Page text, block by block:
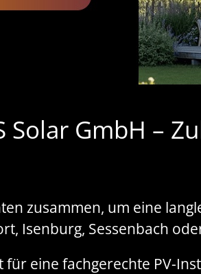
Solar GmbH –
zusammen, um eine
Isenburg, Sessenbach
eine fachgerechte PV-